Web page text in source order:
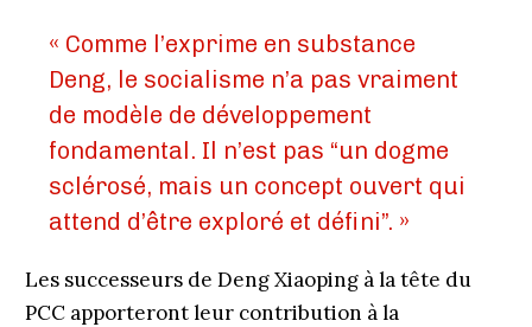
« Comme l’exprime en substance
Deng, le socialisme n’a pas vraiment
de modèle de développement
fondamental. Il n’est pas “un dogme
sclérosé, mais un concept ouvert qui
attend d’être exploré et défini”. »
Les successeurs de Deng Xiaoping à la tête du
PCC apporteront leur contribution à la